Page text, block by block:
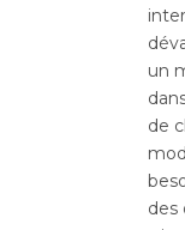
un
de
des